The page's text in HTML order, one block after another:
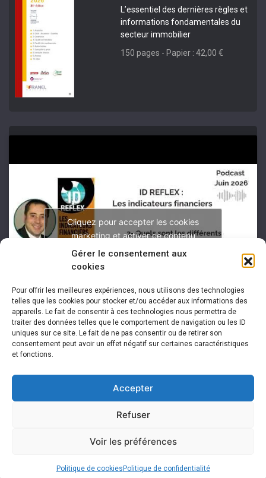
Gérer le consentement aux
cookies
Pour offrir les meilleures expériences, nous utilisons des technologies
telles que les cookies pour stocker et/ou accéder aux informations des
appareils. Le fait de consentir à ces technologies nous permettra de
traiter des données telles que le comportement de navigation ou les ID
uniques sur ce site. Le fait de ne pas consentir ou de retirer son
consentement peut avoir un effet négatif sur certaines caractéristiques
et fonctions.
Accepter
Refuser
Voir les préférences
Politique de cookies Politique de confidentialité
L’essentiel des dernières règles et
informations fondamentales du
secteur immobilier
150 pages - Papier : 42,00 €
Cliquez pour accepter les cookies
marketing et activer ce contenu
Mentions légales|Politique de confidentialité|Plan du site